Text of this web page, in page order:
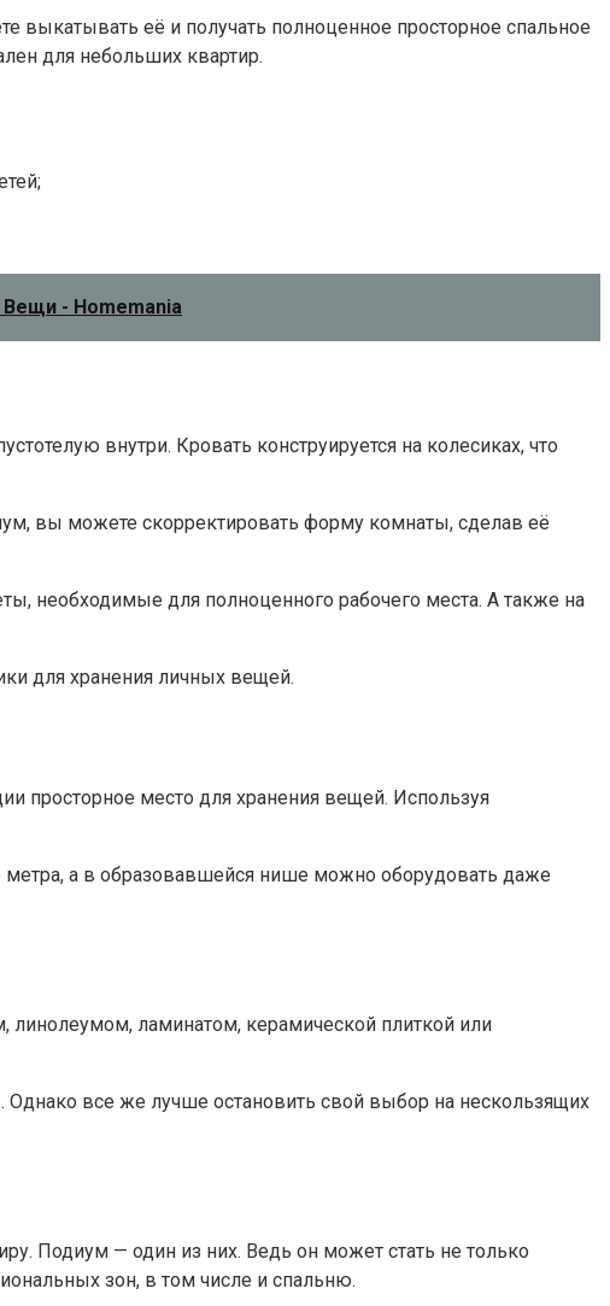
выкатывать её и получать полноценное просторное спальное
для небольших квартир.
- Homemania
внутри. Кровать конструируется на колесиках, что
вы можете скорректировать форму комнаты, сделав её
необходимые для полноценного рабочего места. А также на
для хранения личных вещей.
просторное место для хранения вещей. Используя
а в образовавшейся нише можно оборудовать даже
ламинатом, керамической плиткой или
Однако все же лучше остановить свой выбор на нескользящих
Подиум — один из них. Ведь он может стать не только
зон, в том числе и спальню.